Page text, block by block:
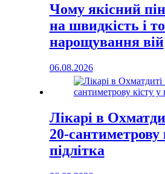
Чому якісний
на швидкість і
нарощування вій
06.08.2026
Лікарі в
20-сантиметрову
підлітка